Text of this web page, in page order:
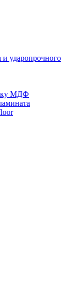
ударопрочного
МДФ